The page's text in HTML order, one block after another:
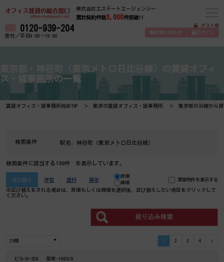
株式会社エステートエージェンシー
累計契約件数3,000件突破!!
0120-939-204
受付／平日9:00～19:00
ゲスト様
お問い合わせ
ログイン
ス・貸事務所の一覧
賃貸オフィス・貸事務所総合TOP 東京の賃貸オフィス・貸事務所 東京都の沿線から
検索条件 駅名: 神谷町（東京メトロ日比谷線）
検索条件に該当する199件 を表示しています。
並び替え 坪数 賃料 築年
昇順
降順
満室物件を表示する
※並び替えをされる場合は、昇順もしくは降順を選択後、​並び替えしたい項目をクリックして
ください。
1 2 3 4 >
ビルID-329 築年-1985/9